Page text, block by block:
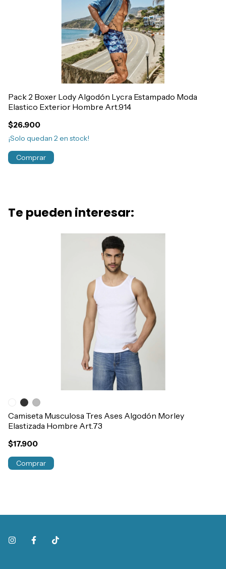
Pack 2 Boxer Lody Algodón Lycra Estampado Moda
Elastico Exterior Hombre Art.914
$26.900
¡Solo quedan 2en stock!
Comprar
Te pueden interesar:
Camiseta Musculosa Tres Ases Algodón Morley
Elastizada Hombre Art.73
$17.900
Comprar